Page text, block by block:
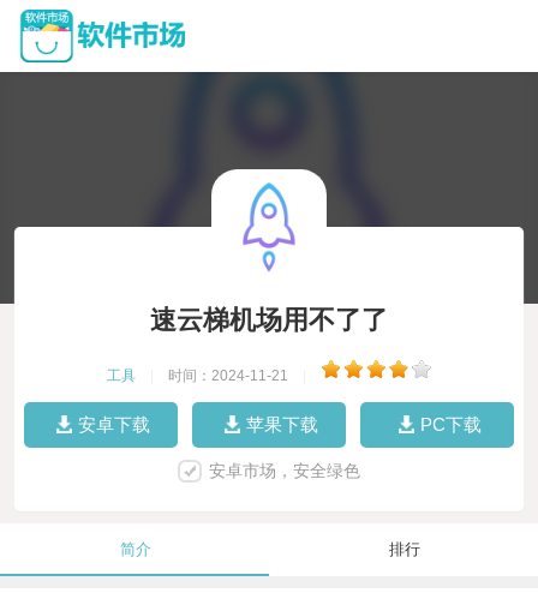
速云梯机场用不了了
工具 时间：2024-11-21
安卓下载 苹果下载 PC下载
安卓市场，安全绿色
简介 排行